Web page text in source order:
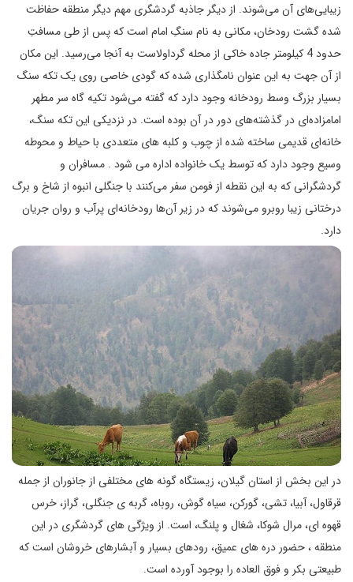
زیبایی‌های آن می‌شوند. از دیگر جاذبه گردشگری مهم دیگر منطقه حفاظت
شده گشت رودخان، مکانی به نام سنگِ امام است که پس از طی مسافتِ
حدود 4 کیلومتر جاده خاکی از محله گرداولاست به آنجا می‌رسید. این مکان
از آن جهت به این عنوان نامگذاری شده که گودی خاصی روی یک تکه سنگ
بسیار بزرگ وسط رودخانه وجود دارد که گفته می‌شود تکیه گاه سر مطهر
امامزاده‌ای در گذشته‌های دور در آن بوده است. در نزدیکی این تکه سنگ،
خانه‌ای قدیمی ساخته شده از چوب و کلبه های متعددی با حیاط و محوطه
وسیع وجود دارد که توسط یک خانواده اداره می شود . مسافران و
گردشگرانی که به این نقطه از فومن سفر می‌کنند با جنگلی انبوه از شاخ و برگ
درختانی زیبا روبرو می‌شوند که در زیر آن‌ها رودخانه‌ای پرآب و روان جریان
دارد.
در این بخش از استان گیلان، زیستگاه گونه های مختلفی از جانوران از جمله
قرقاول، آبیا، تشی، گورکن، سیاه گوش، روباه، گربه ی جنگلی، گراز، خرس
قهوه ای، مرال شوکا، شغال و پلنگ، است. از ویژگی های گردشگری در این
منطقه ، حضور دره های عمیق، رودهای بسیار و آبشارهای خروشان است که
طبیعتی بکر و فوق العاده را بوجود آورده است.